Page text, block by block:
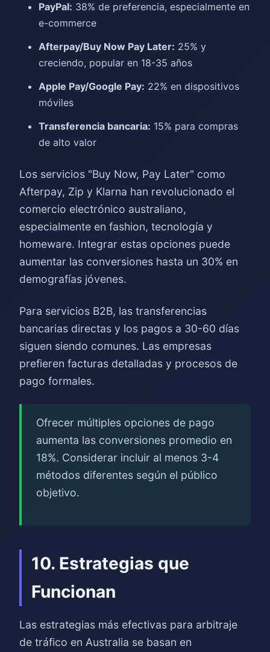
PayPal: 38% de preferencia, especialmente en
e-commerce
Afterpay/Buy Now Pay Later: 25% y
creciendo, popular en 18-35 años
Apple Pay/Google Pay: 22% en dispositivos
móviles
Transferencia bancaria: 15% para compras
de alto valor
Los servicios "Buy Now, Pay Later" como
Afterpay, Zip y Klarna han revolucionado el
comercio electrónico australiano,
especialmente en fashion, tecnología y
homeware. Integrar estas opciones puede
aumentar las conversiones hasta un 30% en
demografías jóvenes.
Para servicios B2B, las transferencias
bancarias directas y los pagos a 30-60 días
siguen siendo comunes. Las empresas
prefieren facturas detalladas y procesos de
pago formales.
Ofrecer múltiples opciones de pago
aumenta las conversiones promedio en
18%. Considerar incluir al menos 3-4
métodos diferentes según el público
objetivo.
10. Estrategias que
Funcionan
Las estrategias más efectivas para arbitraje
de tráfico en Australia se basan en